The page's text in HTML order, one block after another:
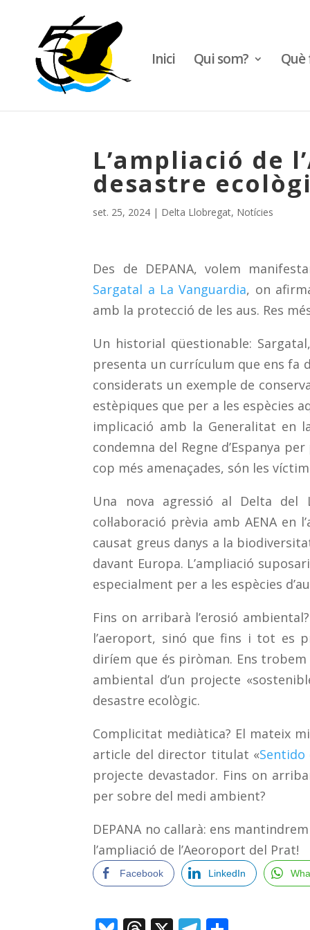
Inici Qui som? Què
L’ampliació de
desastre
set. 25, 2024 | Delta Llobregat, Notícies
Des de DEPANA, volem
Sargatal a La Vanguardia, on
amb la protecció de les aus. Res
Un historial qüestionable:
presenta un currículum que ens fa
considerats un exemple de
estèpiques que per a les espècies
implicació amb la Generalitat en
condemna del Regne d’Espanya
cop més amenaçades, són les
Una nova agressió al Delta del
col·laboració prèvia amb AENA
causat greus danys a la
davant Europa. L’ampliació
especialment per a les espècies
Fins on arribarà l’erosió
l’aeroport, sinó que fins i tot es
diríem que és piròman. Ens trobem
ambiental d’un projecte
desastre ecològic.
Complicitat mediàtica? El mateix
article del director titulat «
projecte devastador. Fins on
per sobre del medi ambient?
DEPANA no callarà: ens
l’ampliació de l’Aeoroport del Prat!
Facebook LinkedIn